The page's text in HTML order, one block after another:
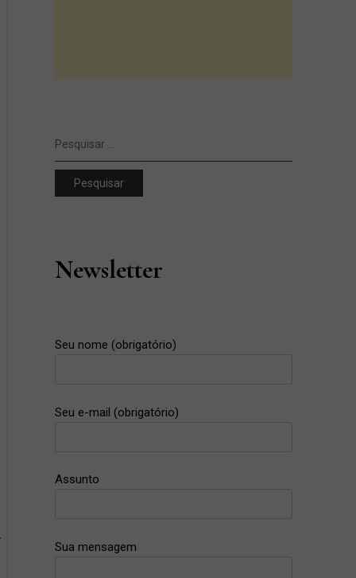
Pesquisar
Newsletter
Seu nome (obrigatório)
Seu e-mail (obrigatório)
Assunto
Sua mensagem